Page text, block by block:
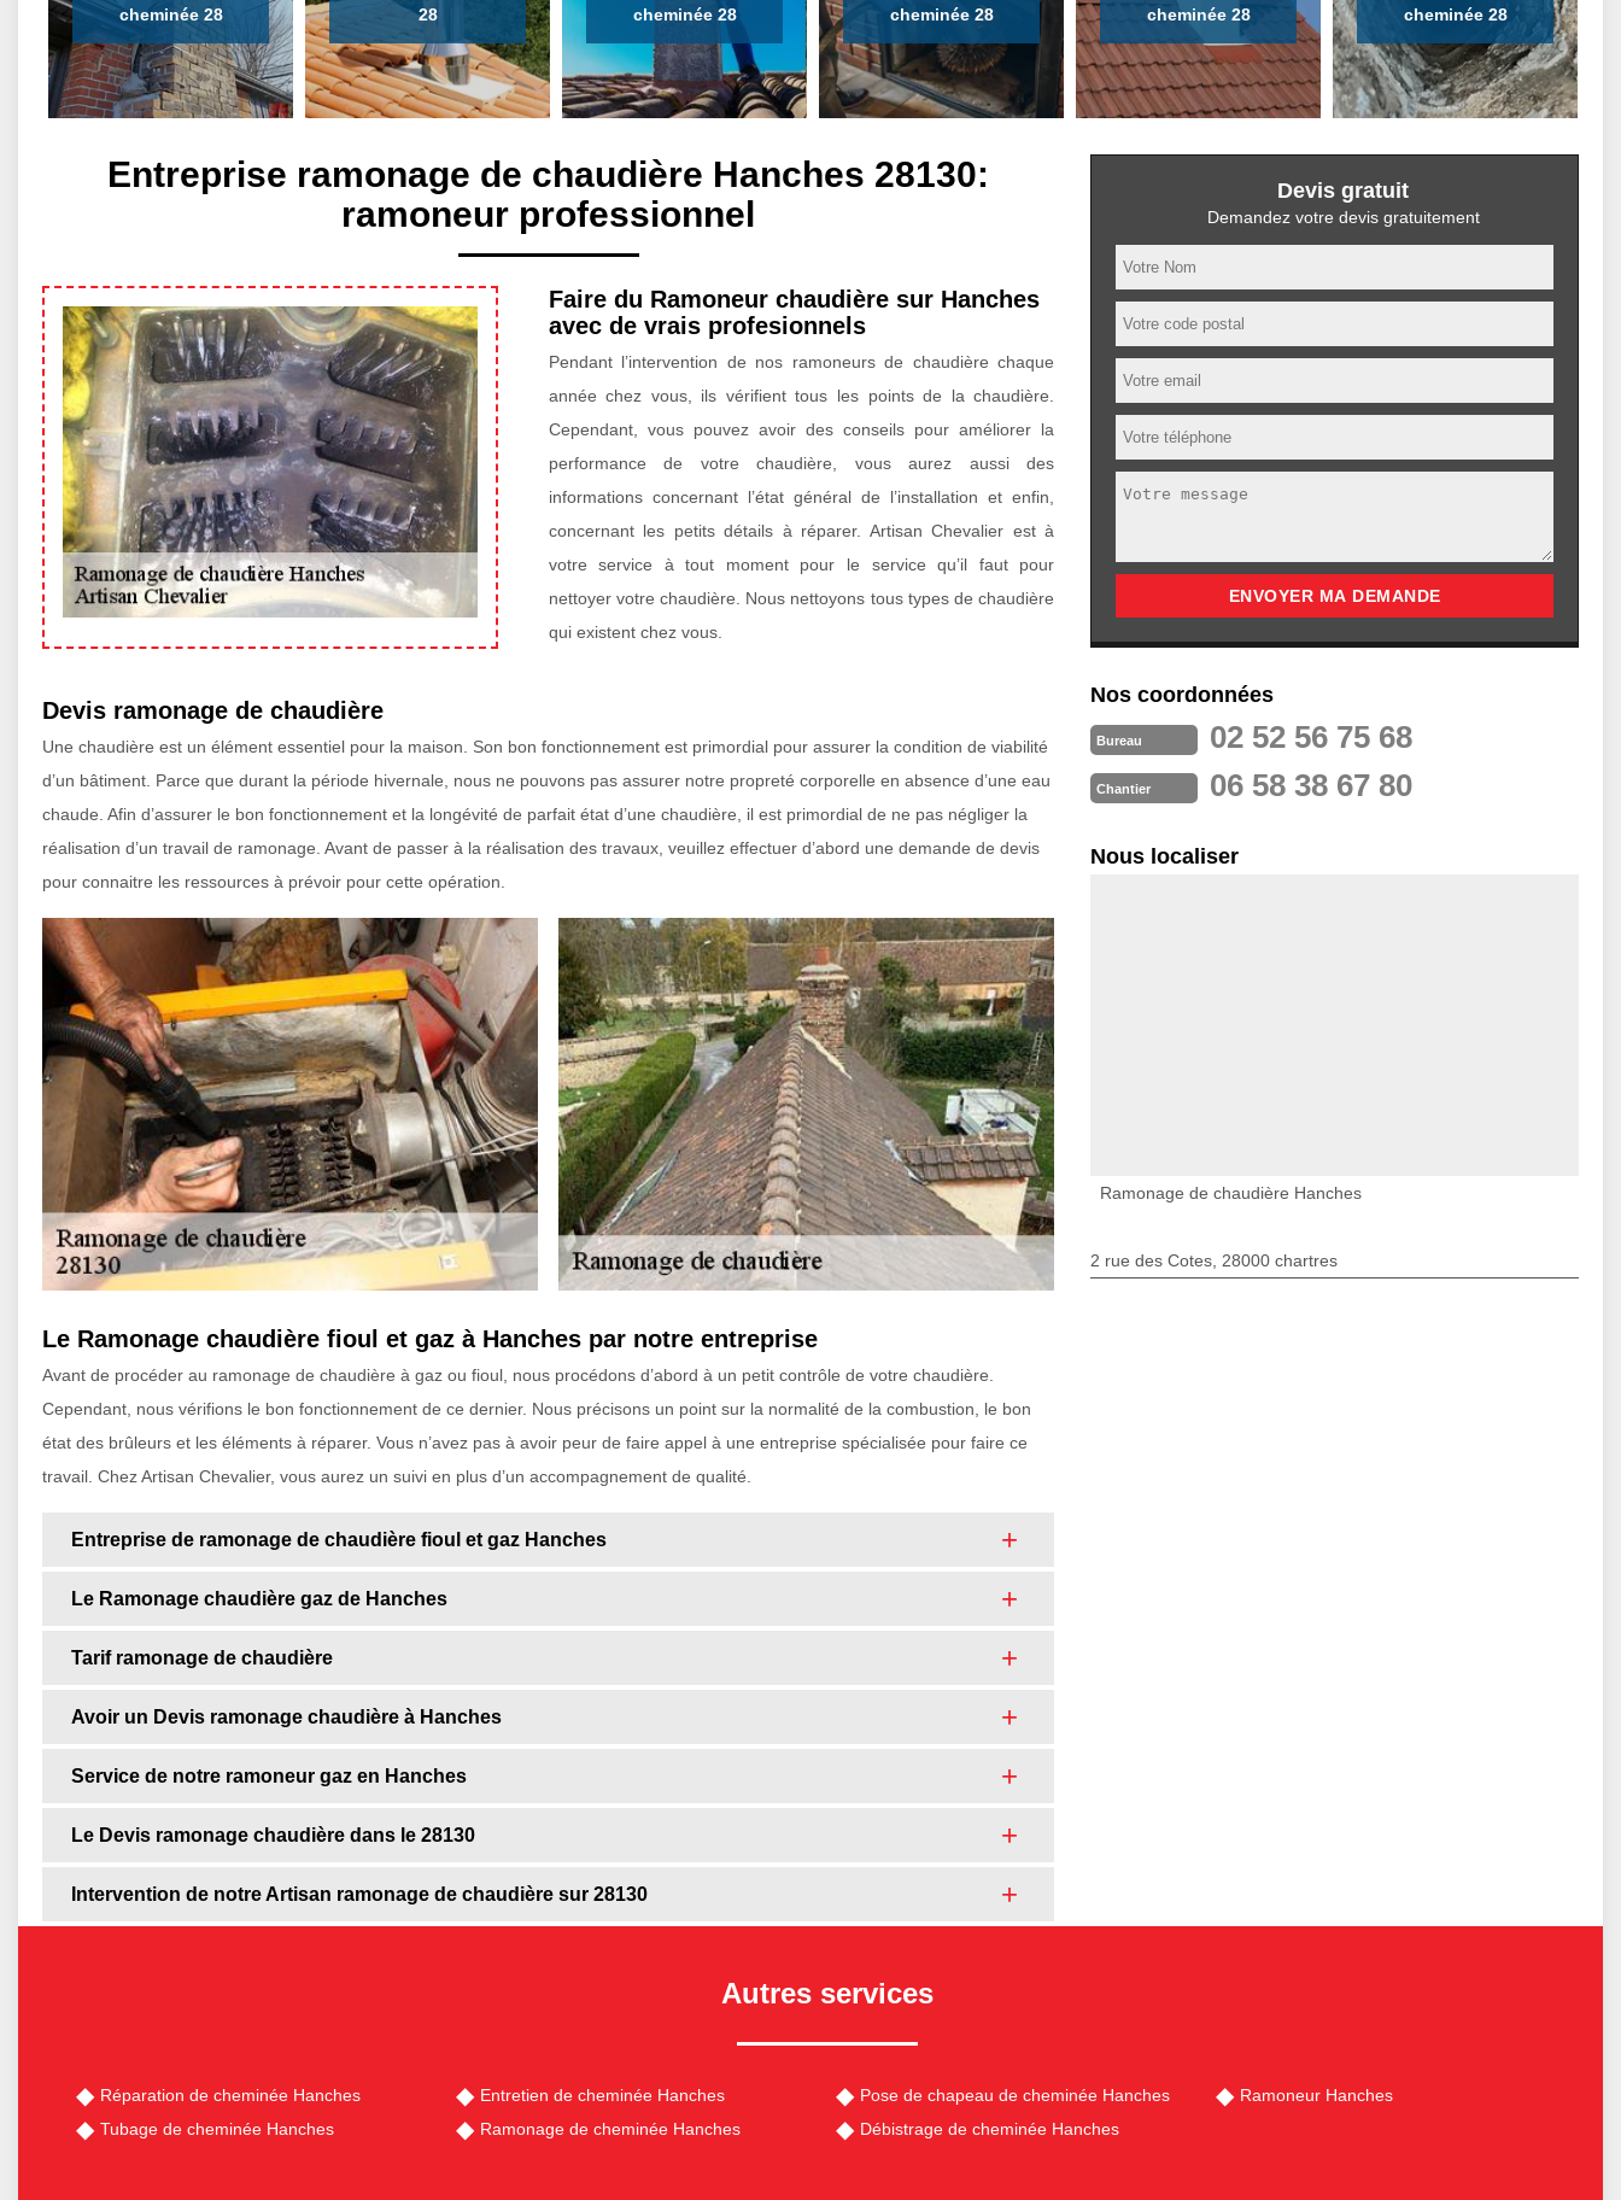
cheminée 28
28
cheminée 28
cheminée 28
cheminée 28
cheminée 28
Entreprise ramonage de chaudière Hanches 28130:
ramoneur professionnel
Faire du Ramoneur chaudière sur Hanches
avec de vrais profesionnels
Pendant l’intervention de nos ramoneurs de chaudière chaque
année chez vous, ils vérifient tous les points de la chaudière.
Cependant, vous pouvez avoir des conseils pour améliorer la
performance de votre chaudière, vous aurez aussi des
informations concernant l’état général de l’installation et enfin,
concernant les petits détails à réparer. Artisan Chevalier est à
votre service à tout moment pour le service qu’il faut pour
nettoyer votre chaudière. Nous nettoyons tous types de chaudière
qui existent chez vous.
Devis ramonage de chaudière
Une chaudière est un élément essentiel pour la maison. Son bon fonctionnement est primordial pour assurer la condition de viabilité
d’un bâtiment. Parce que durant la période hivernale, nous ne pouvons pas assurer notre propreté corporelle en absence d’une eau
chaude. Afin d’assurer le bon fonctionnement et la longévité de parfait état d’une chaudière, il est primordial de ne pas négliger la
réalisation d’un travail de ramonage. Avant de passer à la réalisation des travaux, veuillez effectuer d’abord une demande de devis
pour connaitre les ressources à prévoir pour cette opération.
Le Ramonage chaudière fioul et gaz à Hanches par notre entreprise
Avant de procéder au ramonage de chaudière à gaz ou fioul, nous procédons d’abord à un petit contrôle de votre chaudière.
Cependant, nous vérifions le bon fonctionnement de ce dernier. Nous précisons un point sur la normalité de la combustion, le bon
état des brûleurs et les éléments à réparer. Vous n’avez pas à avoir peur de faire appel à une entreprise spécialisée pour faire ce
travail. Chez Artisan Chevalier, vous aurez un suivi en plus d’un accompagnement de qualité.
Entreprise de ramonage de chaudière fioul et gaz Hanches
Le Ramonage chaudière gaz de Hanches
Tarif ramonage de chaudière
Avoir un Devis ramonage chaudière à Hanches
Service de notre ramoneur gaz en Hanches
Le Devis ramonage chaudière dans le 28130
Intervention de notre Artisan ramonage de chaudière sur 28130
Devis gratuit
Demandez votre devis gratuitement
Nos coordonnées
Bureau 02 52 56 75 68
Chantier 06 58 38 67 80
Nous localiser
Ramonage de chaudière Hanches
2 rue des Cotes, 28000 chartres
Autres services
Réparation de cheminée Hanches
Tubage de cheminée Hanches
Entretien de cheminée Hanches
Ramonage de cheminée Hanches
Pose de chapeau de cheminée Hanches
Débistrage de cheminée Hanches
Ramoneur Hanches